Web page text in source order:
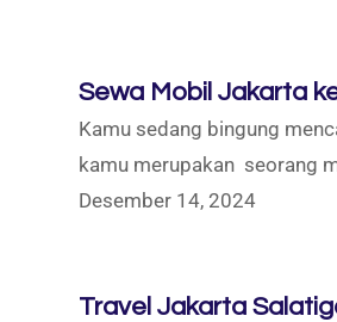
Sewa Mobil Jakarta
Kamu sedang bingung
kamu merupakan seorang
Desember 14, 2024
Travel Jakarta